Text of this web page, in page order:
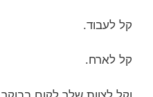
קל לעבוד.
קל לארח.